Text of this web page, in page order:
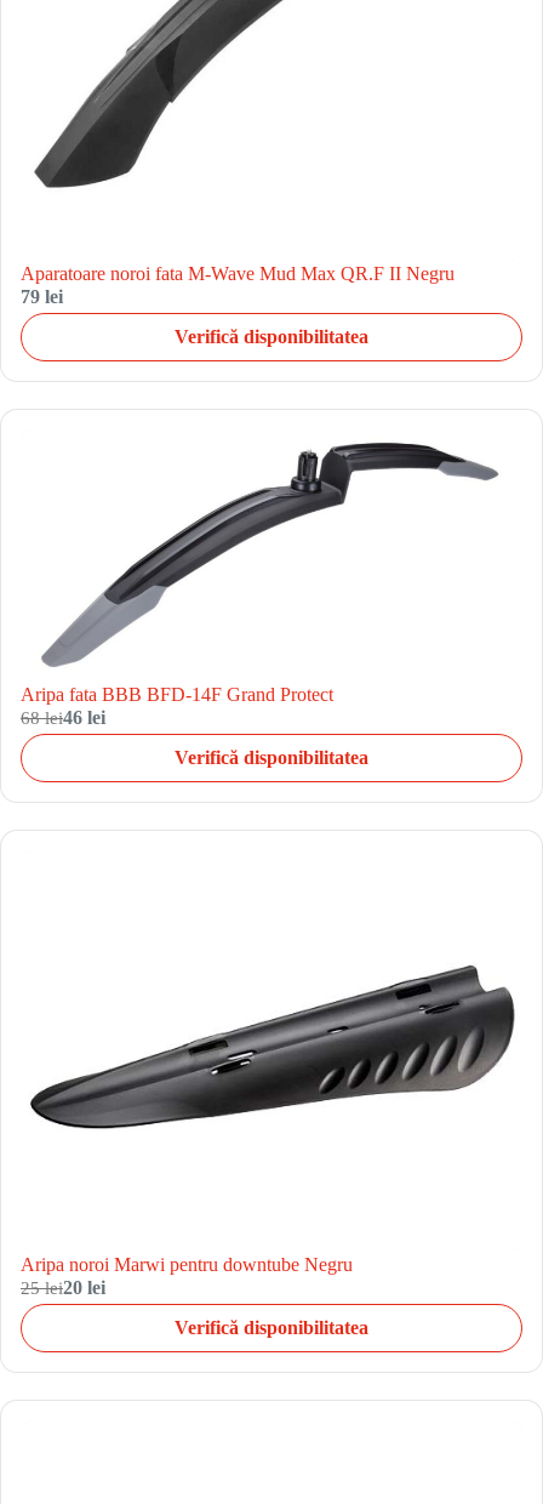
Aparatoare noroi fata M-Wave Mud Max QR.F II Negru
79 lei
Verifică disponibilitatea
Aripa fata BBB BFD-14F Grand Protect
68 lei46 lei
Verifică disponibilitatea
Aripa noroi Marwi pentru downtube Negru
25 lei20 lei
Verifică disponibilitatea